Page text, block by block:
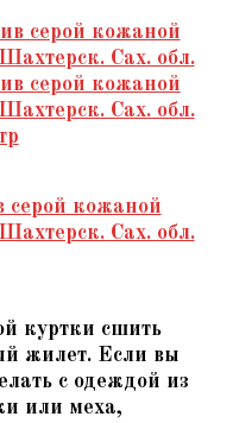
кожаной
Сах. обл.
куртки сшить
жилет. Если вы
с одеждой из
или меха,